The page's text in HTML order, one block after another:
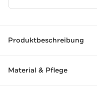
Produktbeschreibung
Material & Pflege